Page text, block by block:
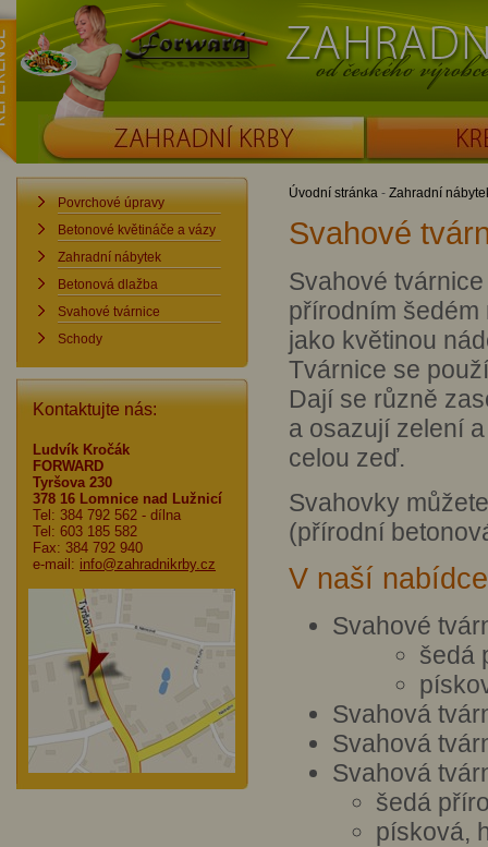
Forward Zahradní krby od
ZAHRADNÍ KRBY KRBOUDÍRNY
Povrchové úpravy
Betonové květináče a vázy
Zahradní nábytek
Betonová dlažba
Svahové tvárnice
Schody
Kontaktujte nás:
Ludvík Kročák
FORWARD
Tyršova 230
378 16 Lomnice nad Lužnicí
Tel: 384 792 562 - dílna
Tel: 603 185 582
Fax: 384 792 940
e-mail: info@zahradnikrby.cz
Úvodní stránka - Zahradní
Svahové
Svahové
přírodním
jako květinou
Tvárnice se
Dají se různě
a osazují zelení
celou zeď.
Svahovky
(přírodní
V naší
Svahové
šedá
Svahová
Svahová
Svahová
šedá
písková,